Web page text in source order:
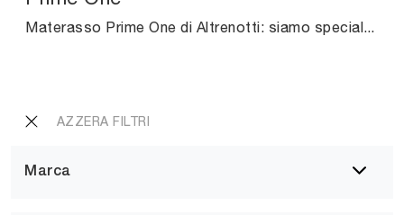
AZZERA FILTRI
Marca
Materasso Prime One di Altrenotti: siamo specialisti del buon sonno! Scopri di più sui Materassi in lattice matrimoniali.